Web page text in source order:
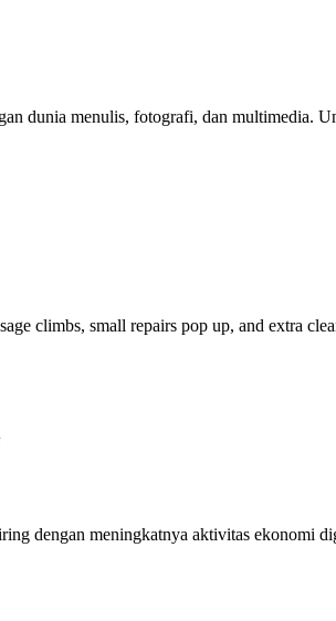
dunia menulis, fotografi, dan multimedia.
climbs, small repairs pop up, and extra
dengan meningkatnya aktivitas ekonomi